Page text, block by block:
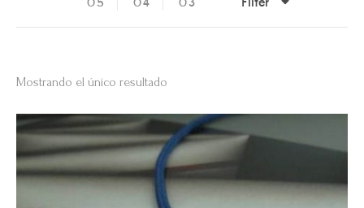
05 04 03
Mostrando el único resultado